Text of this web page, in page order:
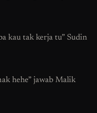
kau tak kerja tu” Sudin
hehe” jawab Malik